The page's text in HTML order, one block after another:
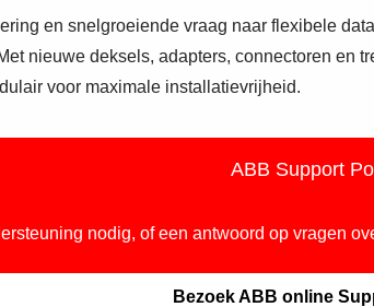
en snelgroeiende vraag naar flexibele
nieuwe deksels, adapters, connectoren
voor maximale installatievrijheid.
ABB Support
nodig, of een antwoord op vragen
Bezoek ABB online